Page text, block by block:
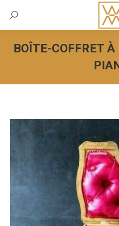
Recherche:
BOÎTE-COFFRET